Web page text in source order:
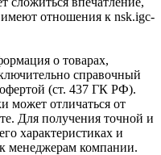
отношения к nsk.igc-
о товарах,
справочный
(ст. 437 ГК РФ).
может отличаться от
Для получения точной и
характеристиках и
менеджерам компании.